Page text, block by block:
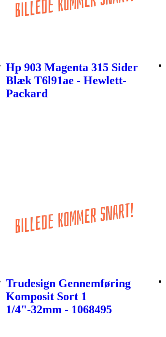
Hp 903 Magenta 315 Sider
Blæk T6l91ae - Hewlett-
Packard
Trudesign Gennemføring
Komposit Sort 1
1/4"-32mm - 1068495